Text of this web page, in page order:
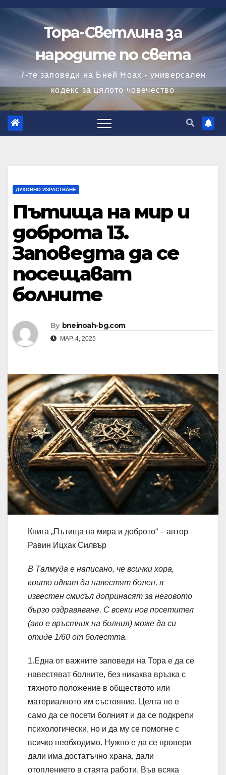
Skip
content
Тора-Светлина за
народите по света
7-те заповеди на Бней Ноах - универсален
кодекс за цялото човечество
ДУХОВНО ИЗРАСТВАНЕ
Пътища на мир и
доброта 13.
Заповедта да се
посещават
болните
By bneinoah-bg.com
МАР. 4, 2025
Книга „Пътища на мира и доброто“ – автор
Равин Ицхак Силвър
В Талмуда е написано, че всички хора,
които идват да навестят болен, в
известен смисъл допринасят за неговото
бързо оздравяване. С всеки нов посетител
(ако е връстник на болния) може да си
отиде 1/60 от болестта.
1.Една от важните заповеди на Тора е да се
навестяват болните, без никаква връзка с
тяхното положение в обществото или
материалното им състояние. Целта не е
само да се посети болният и да се подкрепи
психологически, но и да му се помогне с
всичко необходимо. Нужно е да се провери
дали има достатъчно храна, дали
отоплението в стаята работи. Във всяка